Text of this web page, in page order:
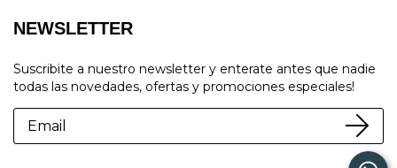
NEWSLETTER
Suscribite a nuestro newsletter y enterate antes que nadie
todas las novedades, ofertas y promociones especiales!